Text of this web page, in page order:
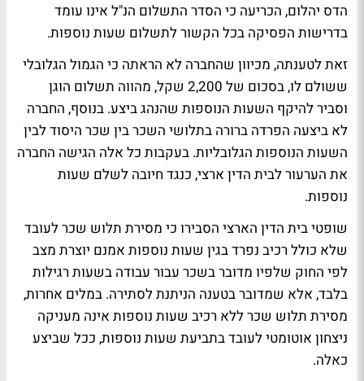
הדס יהלום, הכריעה כי הסדר התשלום הנ"ל אינו עומד
בדרישות הפסיקה בכל הקשור לתשלום שעות נוספות.
זאת לטענתה, מכיוון שהחברה לא הראתה כי הגמול הגלובלי
ששולם לו, בסכום של 2,200 שקל, מהווה תשלום הוגן
וסביר להיקף השעות הנוספות שהנהג ביצע. בנוסף, החברה
לא ביצעה הפרדה ברורה בתלושי השכר בין שכר היסוד לבין
השעות הנוספות הגלובליות. בעקבות כל אלה הגישה החברה
את הערעור לבית הדין ארצי, כנגד חיובה לשלם שעות
נוספות.
שופטי בית הדין הארצי הסבירו כי מסירת תלוש שכר לעובד
שלא כולל רכיב נפרד בגין שעות נוספות אמנם יוצרת מצב
לפי החוק שלפיו מדובר בשכר עבור עבודה בשעות רגילות
בלבד, אלא שמדובר בטענה הניתנת לסתירה. במלים אחרות,
מסירת תלוש שכר ללא רכיב שעות נוספות אינה מעניקה
ניצחון אוטומטי לעובד בתביעת שעות נוספות, ככל שביצע
כאלה.